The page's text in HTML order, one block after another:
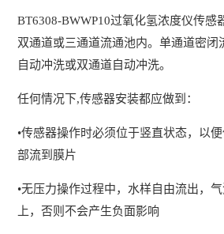
BT6308-BWWP10过氧化氢浓度仪传感
双通道或三通道流通池内。单通道密闭
自动冲洗或双通道自动冲洗。
任何情况下,传感器安装都应做到：
•传感器操作时必须位于竖直状态，以
部流到膜片
•无压力操作过程中，水样自由流出，
上，否则不会产生负面影响